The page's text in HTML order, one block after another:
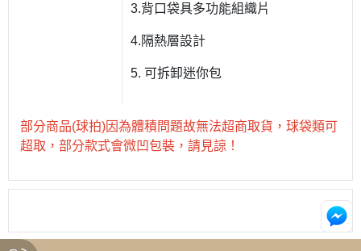
3.背口袋具多功能組織片
4.隔熱層設計
5. 可拆卸迷你包
部分商品(球拍)因為體積問題故無法超商取貨，球袋類可
超取，部分款式會微凹包裝，請見諒！